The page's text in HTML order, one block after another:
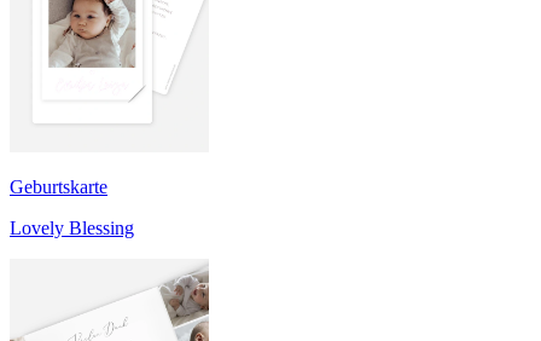
Geburtskarte
Lovely Blessing